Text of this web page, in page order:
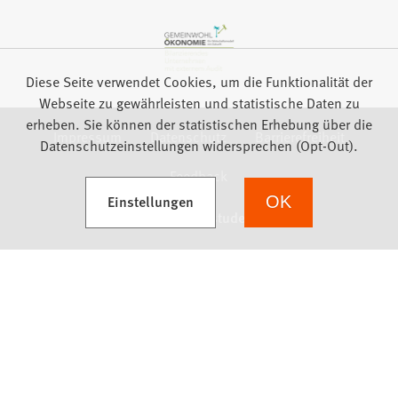
Impressum Datenschutz
Barrierefreiheit
Feedback
Diese Seite verwendet Cookies, um die Funktionalität der
Webseite zu gewährleisten und statistische Daten zu
erheben. Sie können der statistischen Erhebung über die
Datenschutzeinstellungen widersprechen (Opt-Out).
Einstellungen
(Öffnet in einem neuen Tab) OK